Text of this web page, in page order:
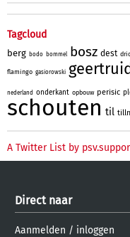
Tagcloud
berg bodo bommel bosz dest
flamingo gasiorowski
nederland onderkant opbouw perisic
schouten til
A Twitter List by
Direct naar
Aanmelden / inloggen